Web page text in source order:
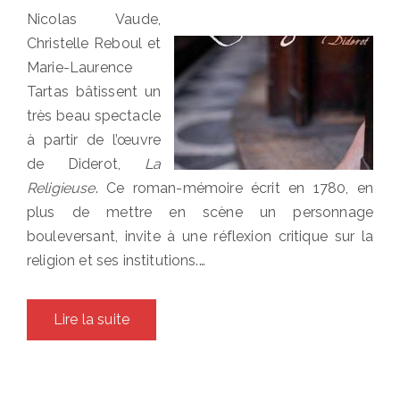
Nicolas Vaude,
Christelle Reboul et
Marie-Laurence
Tartas bâtissent un
très beau spectacle
à partir de l’œuvre
de Diderot, La
Religieuse. Ce roman-mémoire écrit en 1780, en
plus de mettre en scène un personnage
bouleversant, invite à une réflexion critique sur la
religion et ses institutions.…
Lire la suite